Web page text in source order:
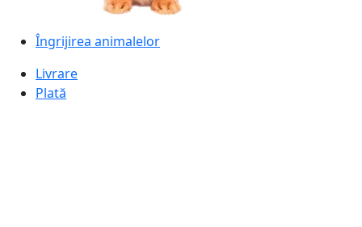
Îngrijirea animalelor
Livrare
Plată